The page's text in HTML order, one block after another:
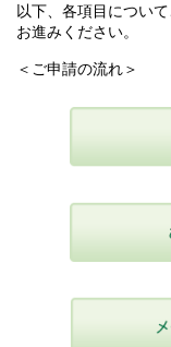
以下、各項目につい
お進みください。
＜ご申請の流れ＞